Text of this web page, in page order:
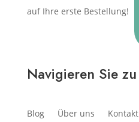
auf Ihre erste Bestellung!
Navigieren Sie zu
Blog Über uns Kontakt